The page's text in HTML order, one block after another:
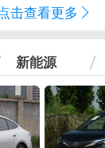
击查看更多
新能源